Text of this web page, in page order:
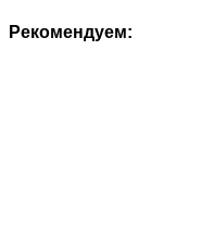
Рекомендуем: